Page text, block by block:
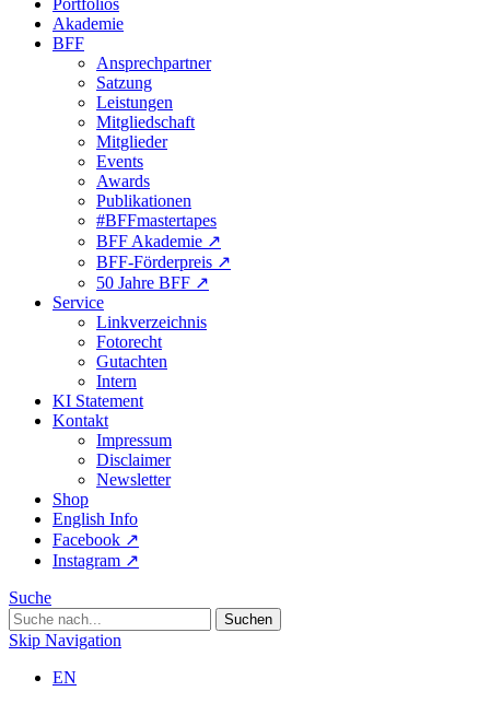
Akademie
BFF
Ansprechpartner
Satzung
Leistungen
Mitgliedschaft
Mitglieder
Events
Awards
Publikationen
#BFFmastertapes
BFF Akademie ↗︎
BFF-Förderpreis ↗︎
50 Jahre BFF ↗︎
Service
Linkverzeichnis
Fotorecht
Gutachten
Intern
KI Statement
Kontakt
Impressum
Disclaimer
Newsletter
Shop
English Info
Facebook ↗︎
Instagram ↗︎
Suche
Skip Navigation
EN